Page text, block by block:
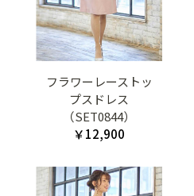
フラワーレーストッ
プスドレス
（SET0844）
￥12,900